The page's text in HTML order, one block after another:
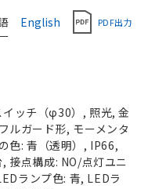
English PDF出力
ッチ（φ30）, 照光, 金
ルガード形, モーメンタ
色: 青（透明）, IP66,
接点構成: NO/点灯ユニ
ランプ色: 青, LEDラ